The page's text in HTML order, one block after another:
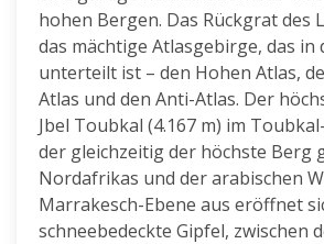
hohen Bergen. Das Rückgrat des
das mächtige Atlasgebirge, das in
unterteilt ist – den Hohen Atlas,
Atlas und den Anti-Atlas. Der
Jbel Toubkal (4.167 m) im
der gleichzeitig der höchste Berg
Nordafrikas und der arabischen
Marrakesch-Ebene aus eröffnet
schneebedeckte Gipfel, zwischen